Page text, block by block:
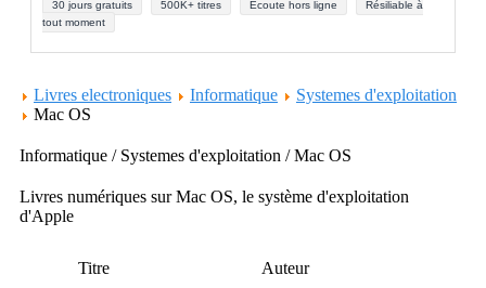
30 jours gratuits 500K+ titres Écoute hors ligne
Résiliable à
tout moment
Livres electroniques Informatique
Systemes d'exploitation
Mac OS
Informatique / Systemes d'exploitation / Mac OS
Livres numériques sur Mac OS, le système d'exploitation
d'Apple
Titre Auteur